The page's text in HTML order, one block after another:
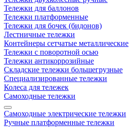
Тележки для баллонов
Тележки платформенные
Тележки для бочек (бидонов)
Лестничные тележки
Контейнеры сетчатые металлические
Тележки с поворотной осью
Тележки антикоррозийные
Складские тележки большегрузные
Специализированные тележки
Колеса для тележек
Самоходные тележки
Самоходные электрические тележки
Ручные платформенные тележки